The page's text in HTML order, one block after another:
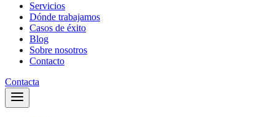
Servicios
Dónde trabajamos
Casos de éxito
Blog
Sobre nosotros
Contacto
Contacta